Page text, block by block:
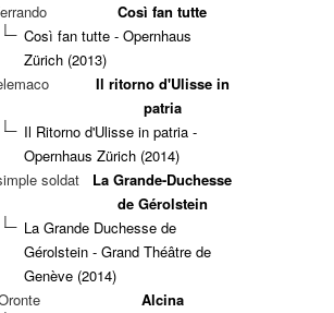
Così fan tutte
Così fan tutte - Opernhaus
Zürich (2013)
Il ritorno d'Ulisse in
patria
Il Ritorno d'Ulisse in patria -
Opernhaus Zürich (2014)
soldat
La Grande-Duchesse
de Gérolstein
La Grande Duchesse de
Gérolstein - Grand Théâtre de
Genève (2014)
Alcina